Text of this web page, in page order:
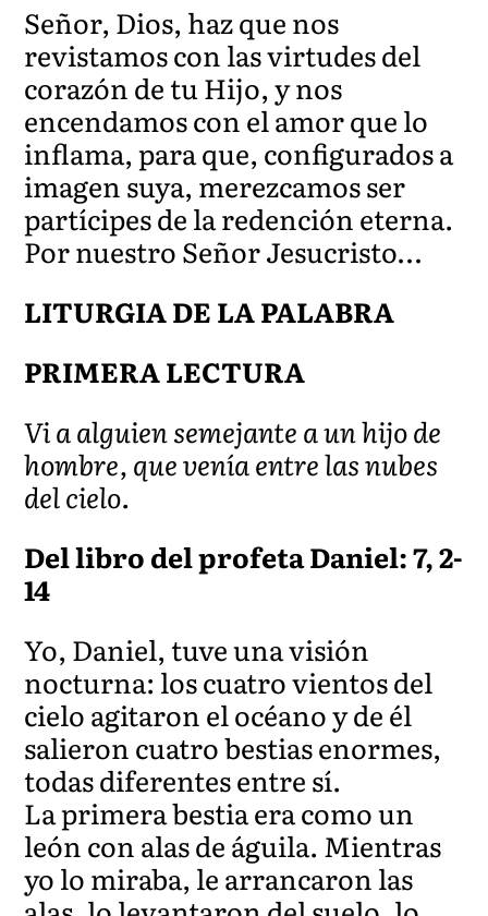
Señor, Dios, haz que nos
revistamos con las virtudes del
corazón de tu Hijo, y nos
encendamos con el amor que lo
inflama, para que, configurados a
imagen suya, merezcamos ser
partícipes de la redención eterna.
Por nuestro Señor Jesucristo…
LITURGIA DE LA PALABRA
PRIMERA LECTURA
Vi a alguien semejante a un hijo de
hombre, que venía entre las nubes
del cielo.
Del libro del profeta Daniel: 7, 2-
14
Yo, Daniel, tuve una visión
nocturna: los cuatro vientos del
cielo agitaron el océano y de él
salieron cuatro bestias enormes,
todas diferentes entre sí.
La primera bestia era como un
león con alas de águila. Mientras
yo lo miraba, le arrancaron las